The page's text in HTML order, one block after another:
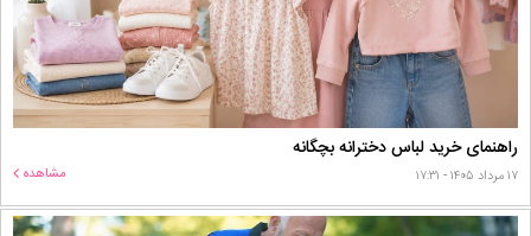
راهنمای خرید لباس دخترانه بچگانه
۱۷ مرداد ۱۴۰۵ - ۱۷:۳۱ مشاهده